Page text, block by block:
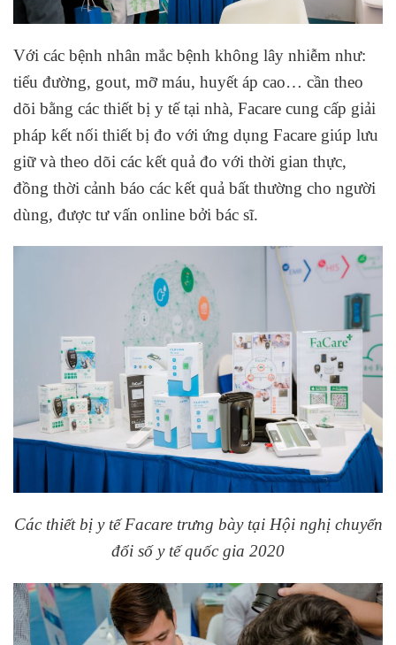
Với các bệnh nhân mắc bệnh không lây nhiễm như:
tiểu đường, gout, mỡ máu, huyết áp cao… cần theo
dõi bằng các thiết bị y tế tại nhà, Facare cung cấp giải
pháp kết nối thiết bị đo với ứng dụng Facare giúp lưu
giữ và theo dõi các kết quả đo với thời gian thực,
đồng thời cảnh báo các kết quả bất thường cho người
dùng, được tư vấn online bởi bác sĩ.
Các thiết bị y tế Facare trưng bày tại Hội nghị chuyển
đổi số y tế quốc gia 2020